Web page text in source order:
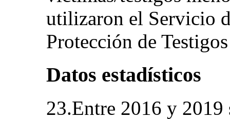
utilizaron el Servicio
Protección de
Datos estadísticos
23.Entre 2016 y